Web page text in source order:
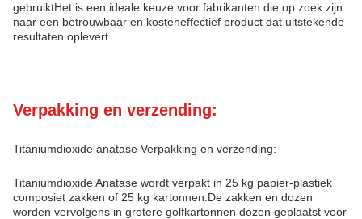
gebruiktHet is een ideale keuze voor fabrikanten die op zoek zijn
naar een betrouwbaar en kosteneffectief product dat uitstekende
resultaten oplevert.
Verpakking en verzending:
Titaniumdioxide anatase Verpakking en verzending:
Titaniumdioxide Anatase wordt verpakt in 25 kg papier-plastiek
composiet zakken of 25 kg kartonnen.De zakken en dozen
worden vervolgens in grotere golfkartonnen dozen geplaatst voor